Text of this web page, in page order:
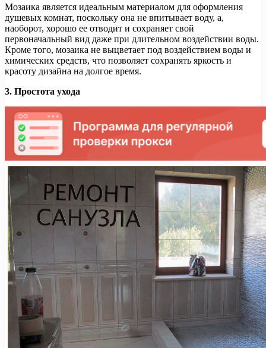
Мозаика является идеальным материалом для оформления
душевых комнат, поскольку она не впитывает воду, а,
наоборот, хорошо ее отводит и сохраняет свой
первоначальный вид даже при длительном воздействии воды.
Кроме того, мозаика не выцветает под воздействием воды и
химических средств, что позволяет сохранять яркость и
красоту дизайна на долгое время.
3. Простота ухода